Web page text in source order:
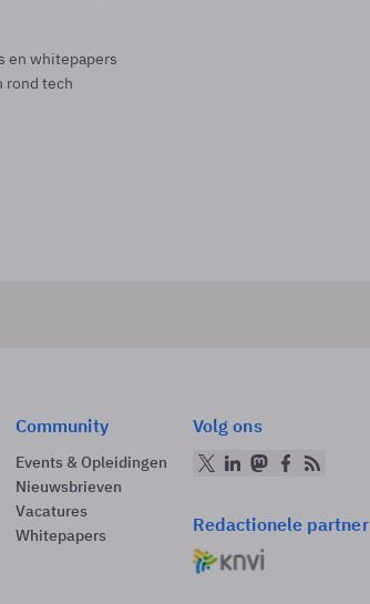
en whitepapers
rond tech
Community
Events & Opleidingen
Nieuwsbrieven
Vacatures
Whitepapers
Volg ons
Redactionele partner